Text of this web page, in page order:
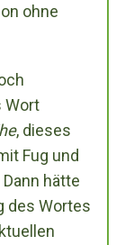
ohne
Wort
, dieses
Fug und
hätte
des Wortes